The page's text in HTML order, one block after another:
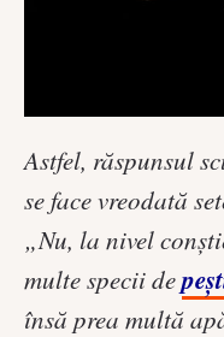
Astfel, răspunsul
se face vreodată
„Nu, la nivel
multe specii de
însă prea multă